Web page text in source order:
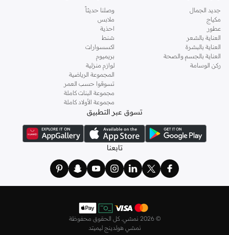
جديد الجمال
مكياج
عطور
العناية بالشعر
العناية بالبشرة
العناية بالجسم والصحة
ركن الوسامة
وصلنا حديثاً
ملابس
احذية
شنط
اكسسوارات
بريميوم
لوازم منزلية
المجموعة الرياضية
تسوقوا حسب العمر
مجموعة البنات كاملة
مجموعة الأولاد كاملة
تسوق عبر التطبيق
تابعنا
© 2026 نمشي. كل الحقوق محفوظة
نمشي هولدينج ليميتد